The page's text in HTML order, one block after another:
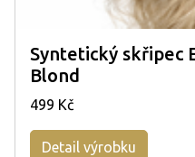
Syntetický skřipec
Blond
499 Kč
Detail výrobku